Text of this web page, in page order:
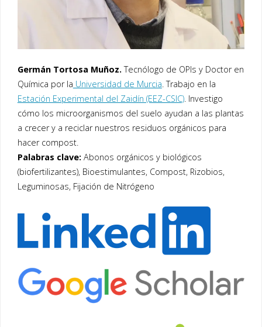
Germán Tortosa Muñoz.Tecnólogo de OPIs y Doctor en
Química por la Universidad de Murcia. Trabajo en la
Estación Experimental del Zaidín (EEZ-CSIC). Investigo
cómo los microorganismos del suelo ayudan a las plantas
a crecer y a reciclar nuestros residuos orgánicos para
hacer compost.
Palabras clave:Abonos orgánicos y biológicos
(biofertilizantes), Bioestimulantes, Compost, Rizobios,
Leguminosas, Fijación de Nitrógeno